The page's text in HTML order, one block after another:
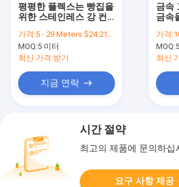
평평한 플렉스는 빵집을
위한 스테인레스 강 컨
쉬를 옷을 입힙니다
가격:5 - 29 Meters $24.21， >=30 Meters $19.36
MOQ:5 미터
최신 가격 받기
지금 연락
금속
금속
컨베
가격:
MOQ:
최신
시간 절약
최고의 제품에 문의하십
요구 사항 제공